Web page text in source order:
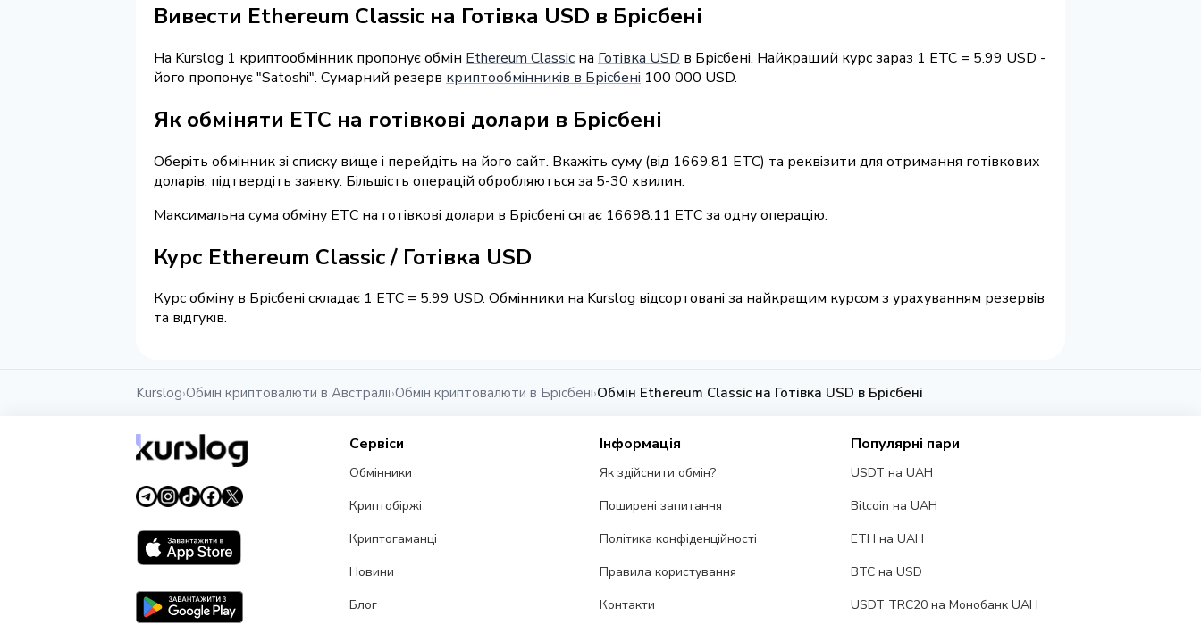
Вивести Ethereum Classic на Готівка USD в Брісбені
На Kurslog 1 криптообмінник пропонує обмін Ethereum Classic на Готівка USD в Брісбені. Найкращий курс зараз 1 ETC = 5.99 USD -
його пропонує "Satoshi". Сумарний резерв криптообмінників в Брісбені 100 000 USD.
Як обміняти ETC на готівкові долари в Брісбені
Оберіть обмінник зі списку вище і перейдіть на його сайт. Вкажіть суму (від 1669.81 ETC) та реквізити для отримання готівкових
доларів, підтвердіть заявку. Більшість операцій обробляються за 5-30 хвилин.
Максимальна сума обміну ETC на готівкові долари в Брісбені сягає 16698.11 ETC за одну операцію.
Курс Ethereum Classic / Готівка USD
Курс обміну в Брісбені складає 1 ETC = 5.99 USD. Обмінники на Kurslog відсортовані за найкращим курсом з урахуванням резервів
та відгуків.
Kurslog›Обмін криптовалюти в Австралії›Обмін криптовалюти в Брісбені›Обмін Ethereum Classic на Готівка USD в Брісбені
Сервіси
Обмінники
Криптобіржі
Криптогаманці
Новини
Блог
Інформація
Як здійснити обмін?
Поширені запитання
Політика конфіденційності
Правила користування
Контакти
Популярні пари
USDT на UAH
Bitcoin на UAH
ETH на UAH
BTC на USD
USDT TRC20 на Монобанк UAH